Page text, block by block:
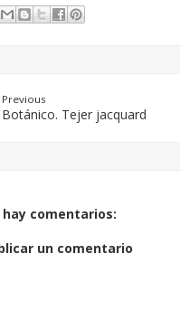
Previous
Botánico. Tejer jacquard
hay comentarios:
un comentario